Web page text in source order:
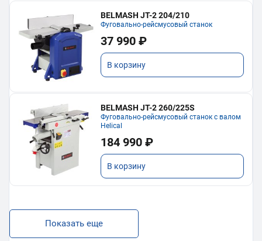
BELMASH JT-2 204/210
Фуговально-рейсмусовый станок
37 990 ₽
В корзину
BELMASH JT-2 260/225S
Фуговально-рейсмусовый станок с валом
Helical
184 990 ₽
В корзину
Показать еще